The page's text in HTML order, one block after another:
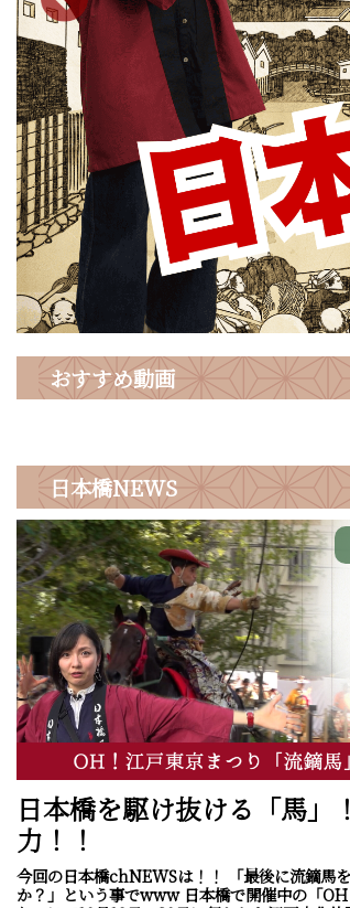
おすすめ動画
日本橋NEWS
日本橋を駆け抜ける「馬」
力！！
今回の日本橋chNEWSは！！ 「最後に流鏑馬
か？」という事でwww 日本橋で開催中の「